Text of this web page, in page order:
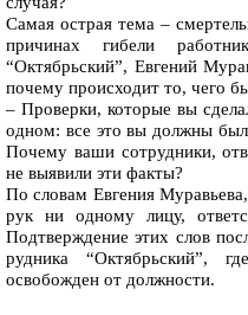
Самая острая тема –
причинах гибели
“Октябрьский”, Евгений
почему происходит то, чего
– Проверки, которые вы
одном: все это вы должны
Почему ваши сотрудники,
не выявили эти факты?
По словам Евгения
рук ни одному лицу,
Подтверждение этих слов
рудника “Октябрьский”,
освобожден от должности.